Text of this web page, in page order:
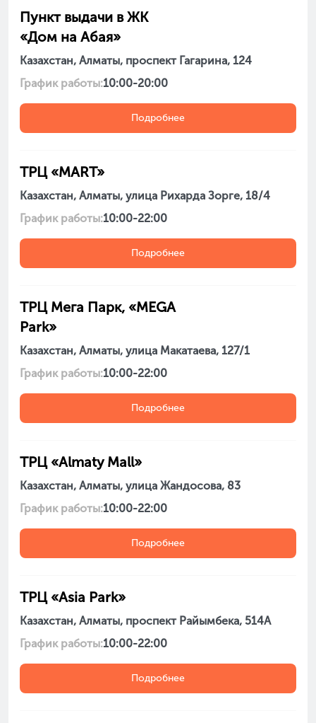
Пункт выдачи в ЖК
«Дом на Абая»
Казахстан, Алматы, проспект Гагарина, 124
График работы:10:00-20:00
Подробнее
ТРЦ «MART»
Казахстан, Алматы, улица Рихарда Зорге, 18/4
График работы:10:00-22:00
Подробнее
ТРЦ Мега Парк, «MEGA
Park»
Казахстан, Алматы, улица Макатаева, 127/1
График работы:10:00-22:00
Подробнее
ТРЦ «Almaty Mall»
Казахстан, Алматы, улица Жандосова, 83
График работы:10:00-22:00
Подробнее
ТРЦ «Asia Park»
Казахстан, Алматы, проспект Райымбека, 514А
График работы:10:00-22:00
Подробнее